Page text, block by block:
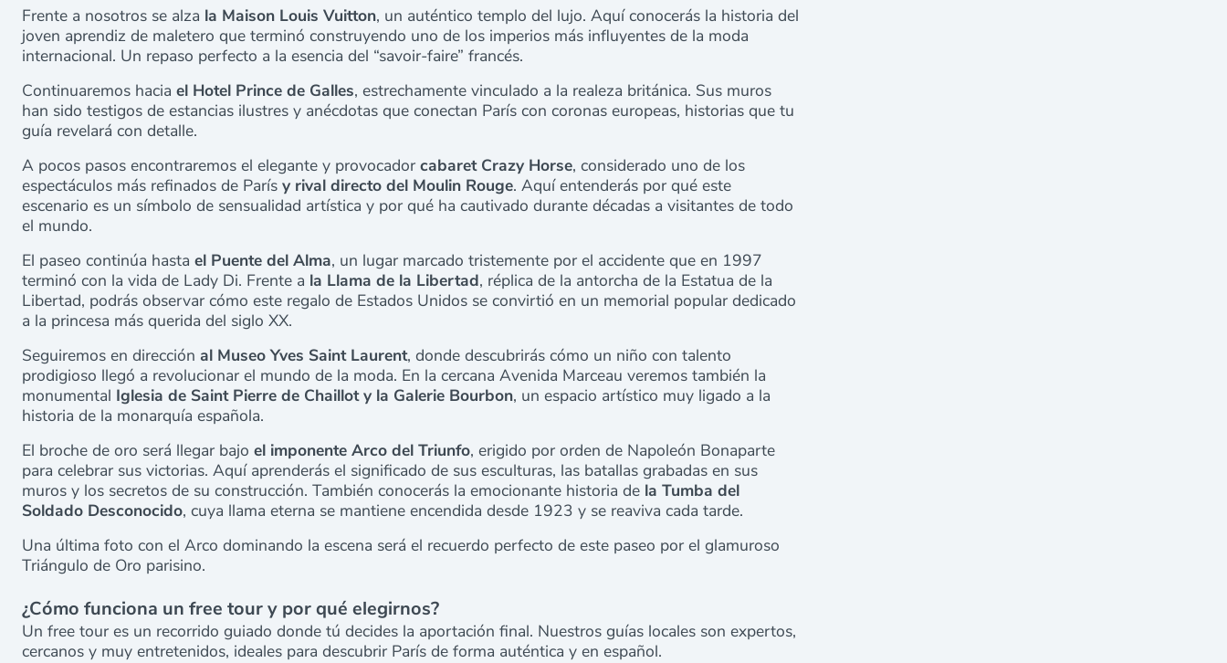
Frente a nosotros se alza la Maison Louis Vuitton, un auténtico templo del lujo. Aquí conocerás la historia del
joven aprendiz de maletero que terminó construyendo uno de los imperios más influyentes de la moda
internacional. Un repaso perfecto a la esencia del “savoir-faire” francés.
Continuaremos hacia el Hotel Prince de Galles, estrechamente vinculado a la realeza británica. Sus muros
han sido testigos de estancias ilustres y anécdotas que conectan París con coronas europeas, historias que tu
guía revelará con detalle.
A pocos pasos encontraremos el elegante y provocador cabaret Crazy Horse, considerado uno de los
espectáculos más refinados de París y rival directo del Moulin Rouge. Aquí entenderás por qué este
escenario es un símbolo de sensualidad artística y por qué ha cautivado durante décadas a visitantes de todo
el mundo.
El paseo continúa hasta el Puente del Alma, un lugar marcado tristemente por el accidente que en 1997
terminó con la vida de Lady Di. Frente a la Llama de la Libertad, réplica de la antorcha de la Estatua de la
Libertad, podrás observar cómo este regalo de Estados Unidos se convirtió en un memorial popular dedicado
a la princesa más querida del siglo XX.
Seguiremos en dirección al Museo Yves Saint Laurent, donde descubrirás cómo un niño con talento
prodigioso llegó a revolucionar el mundo de la moda. En la cercana Avenida Marceau veremos también la
monumental Iglesia de Saint Pierre de Chaillot y la Galerie Bourbon, un espacio artístico muy ligado a la
historia de la monarquía española.
El broche de oro será llegar bajo el imponente Arco del Triunfo, erigido por orden de Napoleón Bonaparte
para celebrar sus victorias. Aquí aprenderás el significado de sus esculturas, las batallas grabadas en sus
muros y los secretos de su construcción. También conocerás la emocionante historia de la Tumba del
Soldado Desconocido, cuya llama eterna se mantiene encendida desde 1923 y se reaviva cada tarde.
Una última foto con el Arco dominando la escena será el recuerdo perfecto de este paseo por el glamuroso
Triángulo de Oro parisino.
¿Cómo funciona un free tour y por qué elegirnos?
Un free tour es un recorrido guiado donde tú decides la aportación final. Nuestros guías locales son expertos,
cercanos y muy entretenidos, ideales para descubrir París de forma auténtica y en español.